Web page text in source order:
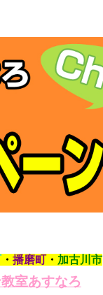
・ 播磨町・ 加古川市
室あすなろ